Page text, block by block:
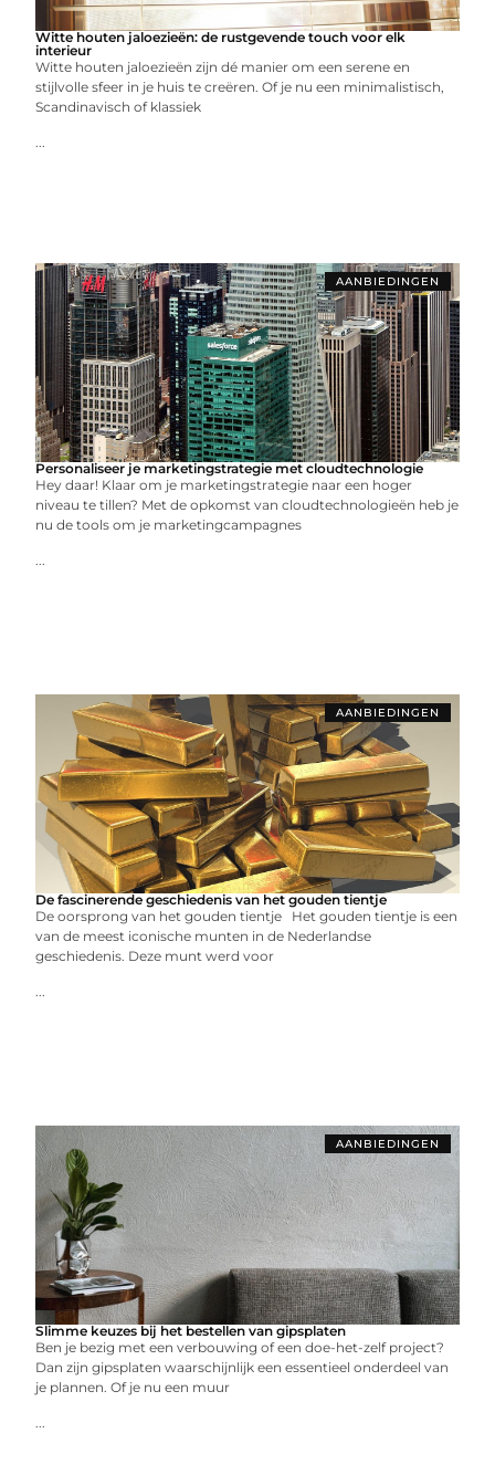
Witte houten jaloezieën: de rustgevende touch voor elk
interieur
Witte houten jaloezieën zijn dé manier om een serene en
stijlvolle sfeer in je huis te creëren. Of je nu een minimalistisch,
Scandinavisch of klassiek
...
AANBIEDINGEN
Personaliseer je marketingstrategie met cloudtechnologie
Hey daar! Klaar om je marketingstrategie naar een hoger
niveau te tillen? Met de opkomst van cloudtechnologieën heb je
nu de tools om je marketingcampagnes
...
AANBIEDINGEN
De fascinerende geschiedenis van het gouden tientje
De oorsprong van het gouden tientje Het gouden tientje is een
van de meest iconische munten in de Nederlandse
geschiedenis. Deze munt werd voor
...
AANBIEDINGEN
Slimme keuzes bij het bestellen van gipsplaten
Ben je bezig met een verbouwing of een doe-het-zelf project?
Dan zijn gipsplaten waarschijnlijk een essentieel onderdeel van
je plannen. Of je nu een muur
...